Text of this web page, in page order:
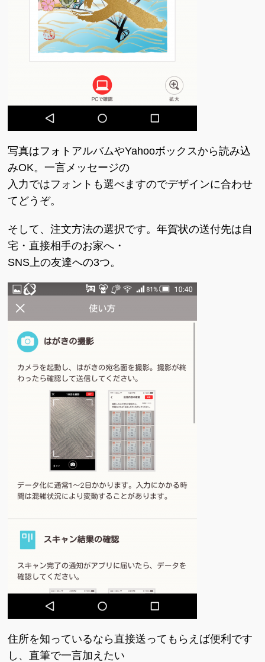
写真はフォトアルバムやYahooボックスから読み込
みOK。一言メッセージの
入力ではフォントも選べますのでデザインに合わせ
てどうぞ。
そして、注文方法の選択です。年賀状の送付先は自
宅・直接相手のお家へ・
SNS上の友達への3つ。
住所を知っているなら直接送ってもらえば便利です
し、直筆で一言加えたい